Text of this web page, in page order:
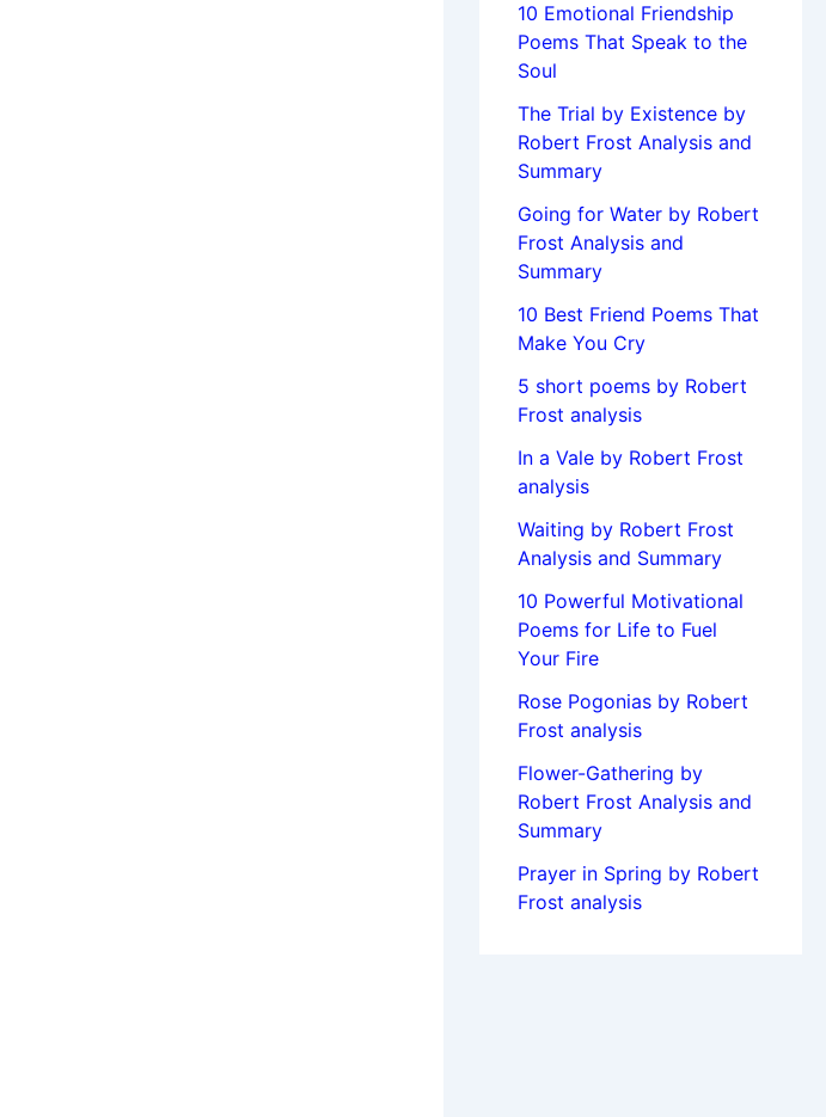
10 Emotional Friendship
Poems That Speak to the
Soul
The Trial by Existence by
Robert Frost Analysis and
Summary
Going for Water by Robert
Frost Analysis and
Summary
10 Best Friend Poems That
Make You Cry
5 short poems by Robert
Frost analysis
In a Vale by Robert Frost
analysis
Waiting by Robert Frost
Analysis and Summary
10 Powerful Motivational
Poems for Life to Fuel
Your Fire
Rose Pogonias by Robert
Frost analysis
Flower-Gathering by
Robert Frost Analysis and
Summary
Prayer in Spring by Robert
Frost analysis